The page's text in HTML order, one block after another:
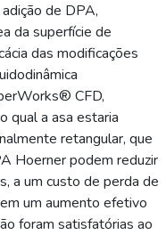
de DPA,
da superfície de
das modificações
CFD,
qual a asa estaria
retangular, que
Hoerner podem reduzir
a um custo de perda de
um aumento efetivo
foram satisfatórias ao